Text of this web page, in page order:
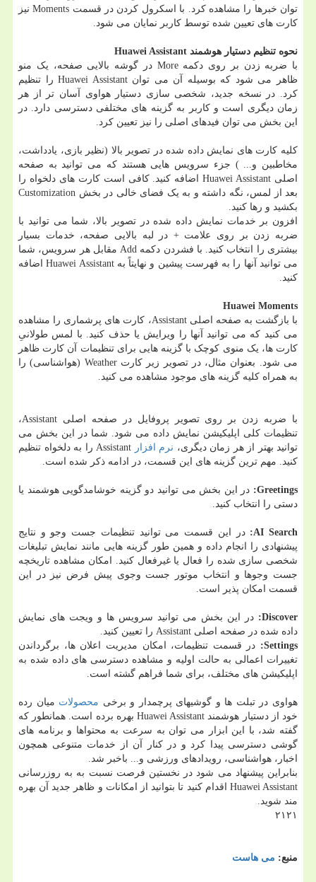
توان خبرها را مشاهده کرد. با اسکرول کردن در قسمت Moments نیز
کارت های تعیین شده توسط کاربر نمایان می شود.
نحوه تنظیم دستیار هوشمند Huawei Assistant
با ضربه زدن بر روی دکمه More در گوشه بالایی صفحه، یک منو
ظاهر می شود که بوسیله آن می توان Huawei Assistant را تنظیم
کرد. در نسخه جدید، شخصی سازی دستیار هواوی آسان تر از هر
زمان دیگری است و کاربر به گزینه های مختلفی دسترسی دارد. در
این بخش می توان فیدهای اصلی را نیز تعیین کرد.
کلیه کارت های نمایش داده شده در تصویر بالا (نظیر بازی، یادداشت،
مخاطبین و... ) جزء سرویس هایی هستند که می توانید به صفحه
اصلی Huawei Assistant اضافه کنید. کافی است کارت های دلخواه را
بعد از لمس، نگه داشته و به یک فضای خالی در بخش Customization
بکشید و رها کنید.
افزون بر خدمات نمایش داده شده در تصویر بالا، شما می توانید با
ضربه زدن بر روی علامت + در لبه بالایی صفحه، خدمات بسیار
بیشتری را انتخاب کنید. با فشردن دکمه Add مقابل هر سرویس، شما
می توانید آنها را به فهرست پیشین و نهایتاً به Huawei Assistant اضافه
کنید.
Huawei Moments
با بازگشت به صفحه اصلی Assistant، کارت های پرشماری را مشاهده
می کنید که می توانید آنها را ویرایش یا حذف کنید. با لمس طولانیِ
کارت ها، یک منوی کوچک با گزینه هایی برای تنظیمات آن کارت ظاهر
می شود. بعنوان مثال، در تصویر زیر کارت Weather (هواشناسی) را
به همراه کلیه گزینه های موجود مشاهده می کنید.
با ضربه زدن بر روی تصویر پروفایل در صفحه اصلی Assistant،
تنظیمات کلی اپلیکیشن نمایش داده می شود. شما در این بخش می
توانید بهتر از هر زمان دیگری، نرم افزار
Assistant را به دلخواه تنظیم
کنید. مهم ترین گزینه های این قسمت، در ادامه ذکر شده است.
Greetings
: در این بخش می توانید دو گزینه خوشامدگویی هوشمند یا
دستی را انتخاب کنید.
AI Search
:در این قسمت می توانید تنظیمات جست وجو و نتایج
پیشنهادی را انجام داده و همین طور گزینه هایی مانند نمایش تبلیغات
شخصی سازی شده را فعال یا غیرفعال کنید. امکان مشاهده تاریخچه
جست وجوها و انتخاب موتور جست وجوی پیش فرض نیز در این
قسمت امکان پذیر است.
Discover
: در این بخش می توانید سرویس ها و ویجت های نمایش
داده شده در صفحه اصلی Assistant را تعیین کنید.
Settings
: در قسمت تنظیمات، امکان مدیریت اعلان ها، برگرداندن
تغییرات اعمالی به حالت اولیه و مشاهده دسترسی های داده شده به
اپلیکیشن های مختلف، برای شما فراهم گشته است.
هواوی در تبلت ها و گوشیهای پرچمدار و برخی محصولات میان رده
خود از دستیار هوشمند Huawei Assistant بهره برده است. همانطور که
گفته شد، با این ابزار می توان به سرعت به محتواها و برنامه های
گوشی دسترسی پیدا کرد و در کنار آن از خدمات متنوعی همچون
اخبار، هواشناسی، رویدادهای ورزشی و... باخبر شد.
بنابراین پیشنهاد می شود در نخستین فرصت نسبت به به روزرسانی
Huawei Assistant اقدام کنید تا بتوانید از امکانات و ظاهر جدید آن بهره
مند شوید.
۲۱۲۱
منبع: می هاست